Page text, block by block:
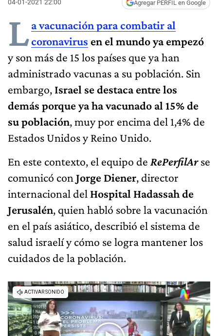
04-01-2021 22:00 Agregar PERFIL en Google
La vacunación para combatir al
coronavirus en el mundo ya empezó
y son más de 15 los países que ya han
administrado vacunas a su población. Sin
embargo, Israel se destaca entre los
demás porque ya ha vacunado al 15% de
su población, muy por encima del 1,4% de
Estados Unidos y Reino Unido.
En este contexto, el equipo de RePerfilArse
comunicó con Jorge Diener, director
internacional del Hospital Hadassah de
Jerusalén, quien habló sobre la vacunación
en el país asiático, describió el sistema de
salud israelí y cómo se logra mantener los
cuidados de la población.